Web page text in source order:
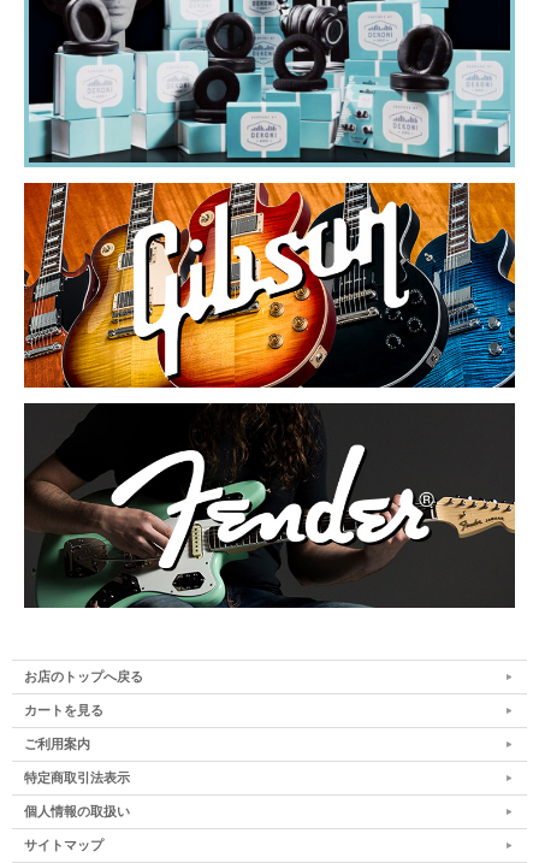
お店のトップへ戻る
カートを見る
ご利用案内
特定商取引法表示
個人情報の取扱い
サイトマップ